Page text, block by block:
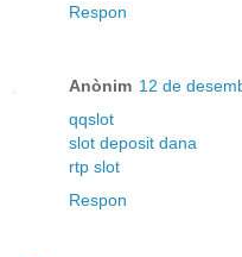
Respon
Anònim 12 de
qqslot
slot deposit dana
rtp slot
Respon